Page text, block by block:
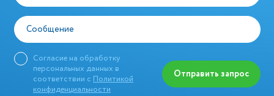
Сообщение
Согласие на обработку
персональных данных в
соответствии с Политикой
конфиденциальности
Отправить запрос